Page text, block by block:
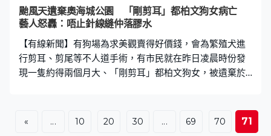
颱風天遺棄奧海城公園 「剛剪耳」都柏文狗女病亡
藝人怒轟：唔止針線縫仲落膠水
【有線新聞】有狗場為求美觀賣得好價錢，會為繁殖犬進
行剪耳、剪尾等不人道手術，有市民就在昨日凌晨時份發
現一隻約得兩個月大、「剛剪耳」都柏文狗女，被遺棄於
杯上，引發網民震怒，要求追查出涉事的狗場。 感染犬小
病毒腸炎 剛送院檢查便斷氣 據接收狗女的「520浪浪加
« ... 10 20 30 ... 69 70 71